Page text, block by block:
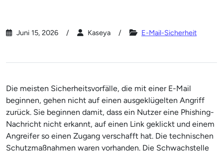
Juni 15, 2026 Kaseya E-Mail-Sicherheit
Die meisten Sicherheitsvorfälle, die mit einer E-Mail
beginnen, gehen nicht auf einen ausgeklügelten Angriff
zurück. Sie beginnen damit, dass ein Nutzer eine Phishing-
Nachricht nicht erkannt, auf einen Link geklickt und einem
Angreifer so einen Zugang verschafft hat. Die technischen
Schutzmaßnahmen waren vorhanden. Die Schwachstelle